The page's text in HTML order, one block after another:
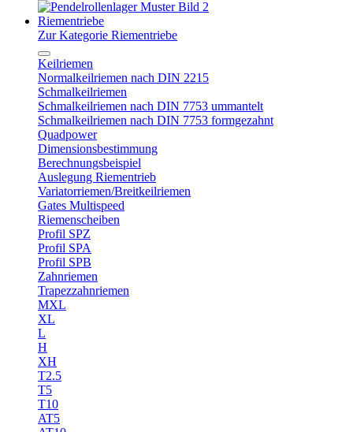
Riementriebe
Zur Kategorie Riementriebe
Keilriemen
Normalkeilriemen nach DIN 2215
Schmalkeilriemen
Schmalkeilriemen nach DIN 7753 ummantelt
Schmalkeilriemen nach DIN 7753 formgezahnt
Quadpower
Dimensionsbestimmung
Berechnungsbeispiel
Auslegung Riementrieb
Variatorriemen/Breitkeilriemen
Gates Multispeed
Riemenscheiben
Profil SPZ
Profil SPA
Profil SPB
Zahnriemen
Trapezzahnriemen
MXL
XL
L
H
XH
T2.5
T5
T10
AT5